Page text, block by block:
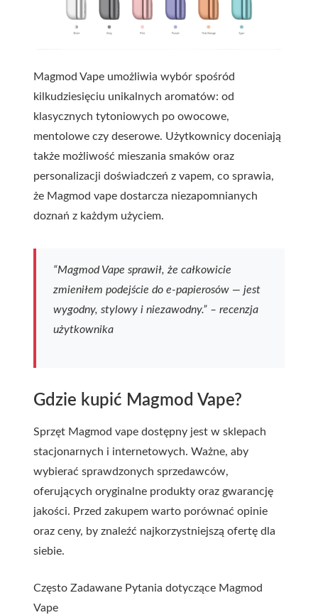
Magmod Vape umożliwia wybór spośród
kilkudziesięciu unikalnych aromatów: od
klasycznych tytoniowych po owocowe,
mentolowe czy deserowe. Użytkownicy doceniają
także możliwość mieszania smaków oraz
personalizacji doświadczeń z vapem, co sprawia,
że Magmod vape dostarcza niezapomnianych
doznań z każdym użyciem.
“Magmod Vape sprawił, że całkowicie
zmieniłem podejście do e-papierosów — jest
wygodny, stylowy i niezawodny.” – recenzja
użytkownika
Gdzie kupić Magmod Vape?
Sprzęt Magmod vape dostępny jest w sklepach
stacjonarnych i internetowych. Ważne, aby
wybierać sprawdzonych sprzedawców,
oferujących oryginalne produkty oraz gwarancję
jakości. Przed zakupem warto porównać opinie
oraz ceny, by znaleźć najkorzystniejszą ofertę dla
siebie.
Często Zadawane Pytania dotyczące Magmod
Vape